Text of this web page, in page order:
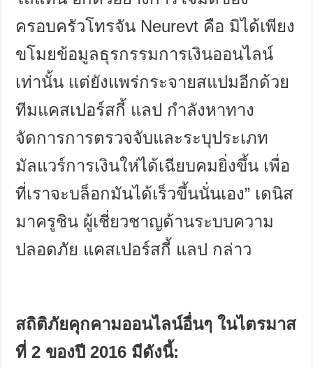
ครอบครัวโทรจัน Neurevt คือ มิได้เพียง
ขโมยข้อมูลธุรกรรมการเงินออนไลน์
เท่านั้น แต่ยังแพร่กระจายสแปมอีกด้วย
ทีมแคสเปอร์สกี้ แลป กำลังหาทาง
จัดการการตรวจจับและระบุประเภท
มัลแวร์การเงินให่ได้เฉียบคมยิ่งขึ้น เพื่อ
ที่เราจะบล็อกมันได้เร็วขึ้นนั่นเอง” เดนิส
มาครูชิน ผู้เชี่ยวชาญด้านระบบความ
ปลอดภัย แคสเปอร์สกี้ แลป กล่าว
สถิติภัยคุกคามออนไลน์อื่นๆ ในไตรมาส
ที่2 ของปี2016 มีดังนี้: